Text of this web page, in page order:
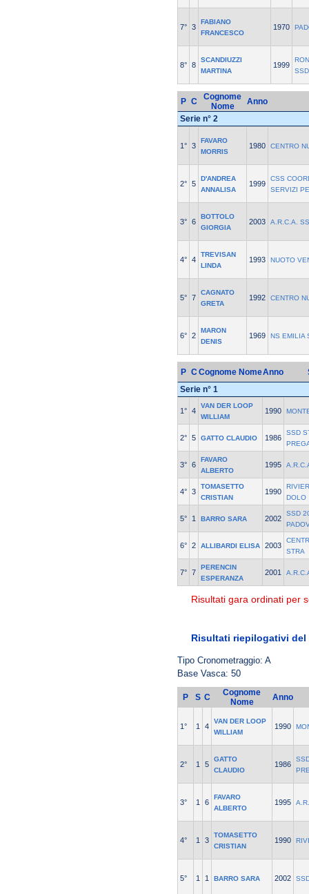
7° 3
FABIANO
FRANCESCO
1970
8° 8
SCANDIUZZI
MARTINA
1999
P C
Cognome
Nome
Anno
Serie n° 2
1° 3
FAVARO
MORRIS
1980 CENTRO
2° 5
D'ANDREA
ANNALISA
1999
CSS
SERVIZI
3° 6
BOTTOLO
GIORGIA
2003 A.R.C.A.
4° 4
TREVISAN
LINDA
1993 NUOTO
5° 7
CAGNATO
GRETA
1992 CENTRO
6° 2
MARON
DENIS
1969 NS EMILIA
P CCognome NomeAnno
Serie n° 1
1° 4
VAN DER LOOP
WILLIAM
1990
2° 5 GATTO CLAUDIO 1986
SSD
3° 6
FAVARO
ALBERTO
1995
4° 3
TOMASETTO
CRISTIAN
1990
DOLO
5° 1 BARRO SARA 2002
SSD
6° 2 ALLIBARDI ELISA 2003
STRA
7° 7
PERENCIN
ESPERANZA
2001
Risultati gara ordinati per
Risultati riepilogativi del
Tipo Cronometraggio: A
Base Vasca: 50
P S C
Cognome
Nome
Anno
1° 1 4
VAN DER LOOP
WILLIAM
1990
2° 1 5
GATTO
CLAUDIO
1986
3° 1 6
FAVARO
ALBERTO
1995
4° 1 3
TOMASETTO
CRISTIAN
1990
5° 1 1 BARRO SARA 2002